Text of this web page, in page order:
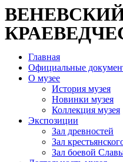
Главная
Официальные
О музее
История музея
Новинки музея
Коллекция музея
Экспозиции
Зал древностей
Зал
Зал боевой